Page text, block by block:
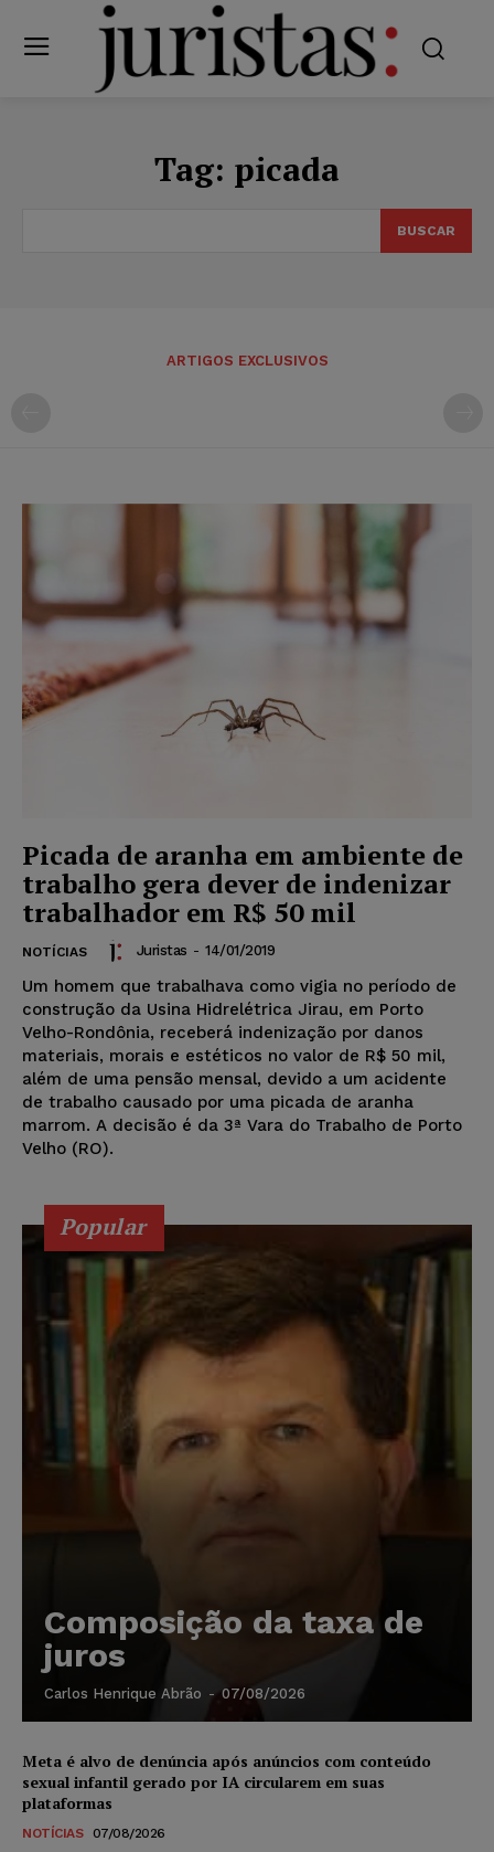
Tag: picada
BUSCAR
ARTIGOS EXCLUSIVOS
Picada de aranha em ambiente de
trabalho gera dever de indenizar
trabalhador em R$ 50 mil
NOTÍCIAS Juristas - 14/01/2019
Um homem que trabalhava como vigia no período de
construção da Usina Hidrelétrica Jirau, em Porto
Velho-Rondônia, receberá indenização por danos
materiais, morais e estéticos no valor de R$ 50 mil,
além de uma pensão mensal, devido a um acidente
de trabalho causado por uma picada de aranha
marrom. A decisão é da 3ª Vara do Trabalho de Porto
Velho (RO).
Popular
Composição da taxa de
juros
Carlos Henrique Abrão - 07/08/2026
Meta é alvo de denúncia após anúncios com conteúdo
sexual infantil gerado por IA circularem em suas
plataformas
NOTÍCIAS 07/08/2026